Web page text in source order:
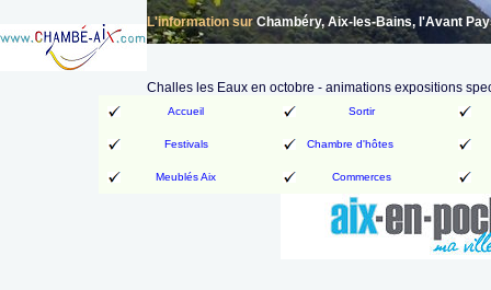
L'information surChambéry, Aix-les-Bains, l'Avant
Challes les Eaux en octobre - animations expositions
Accueil Sortir
Festivals Chambre d'hôtes
Meublés Aix Commerces